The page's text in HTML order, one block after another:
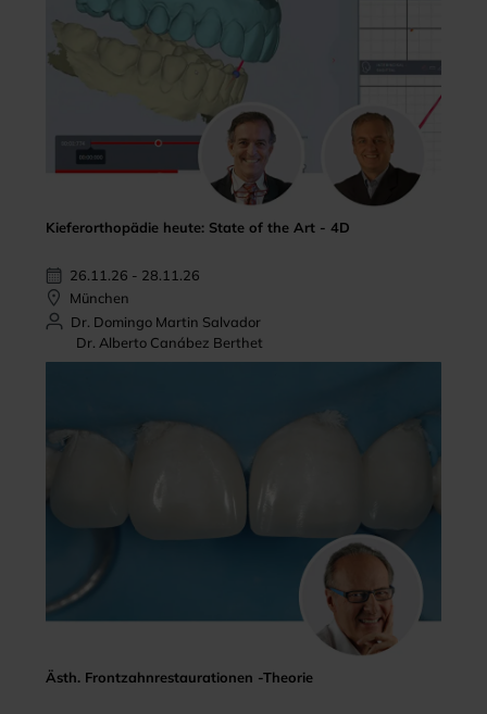
Kieferorthopädie heute: State of the Art - 4D
26.11.26 - 28.11.26
München
Dr. Domingo Martin Salvador
Dr. Alberto Canábez Berthet
Ästh. Frontzahnrestaurationen -Theorie